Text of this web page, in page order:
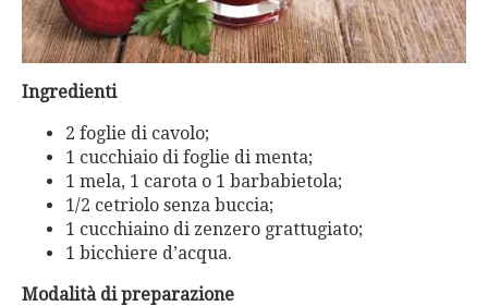
Ingredienti
2 foglie di cavolo;
1 cucchiaio di foglie di menta;
1 mela, 1 carota o 1 barbabietola;
1/2 cetriolo senza buccia;
1 cucchiaino di zenzero grattugiato;
1 bicchiere d’acqua.
Modalità di preparazione